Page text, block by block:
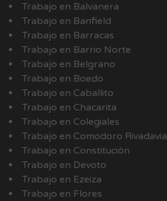
Trabajo en Balvanera
Trabajo en Banfield
Trabajo en Barracas
Trabajo en Barrio Norte
Trabajo en Belgrano
Trabajo en Boedo
Trabajo en Caballito
Trabajo en Chacarita
Trabajo en Colegiales
Trabajo en Comodoro Rivadavia
Trabajo en Constitución
Trabajo en Devoto
Trabajo en Ezeiza
Trabajo en Flores